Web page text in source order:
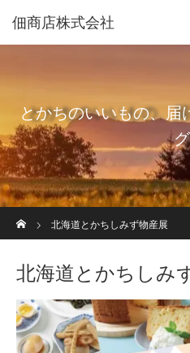
佃商店株式会社
とかちのいいもの、届
グ
北海道とかちしみず物産展
北海道とかちしみ